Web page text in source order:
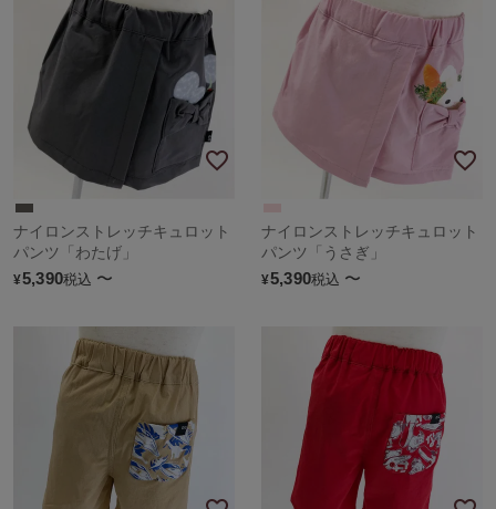
ナイロンストレッチキュロット
パンツ「わたげ」
¥5,390税込 〜
ナイロンストレッチキュロット
パンツ「うさぎ」
¥5,390税込 〜